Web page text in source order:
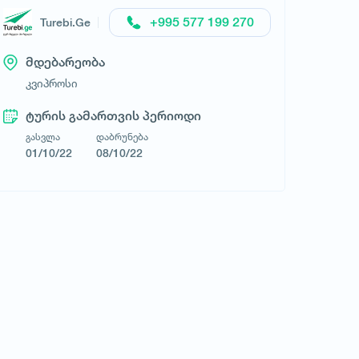
Turebi.Ge +995 577 199 270
მდებარეობა
კვიპროსი
ტურის გამართვის პერიოდი
გასვლა
01/10/22
დაბრუნება
08/10/22